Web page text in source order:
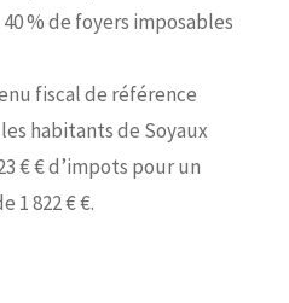
% de foyers imposables
fiscal de référence
habitants de Soyaux
€ € d’impots pour un
1 822 € €.